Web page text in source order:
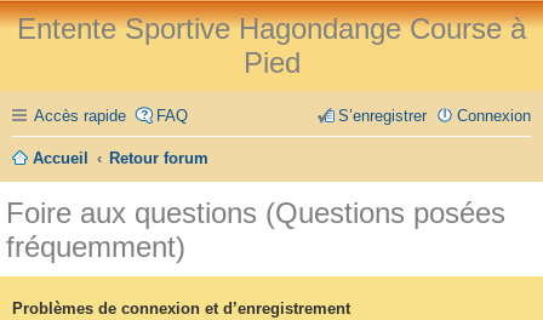
Entente Sportive Hagondange Course à
Pied
Accès rapide FAQ Connexion
S’enregistrer
Accueil Retour forum
Foire aux questions (Questions posées
fréquemment)
Problèmes de connexion et d’enregistrement